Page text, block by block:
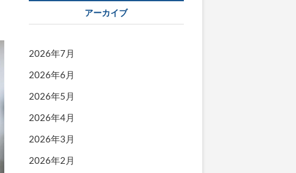
タ
アーカイブ
2026年7月
2026年6月
2026年5月
2026年4月
2026年3月
2026年2月